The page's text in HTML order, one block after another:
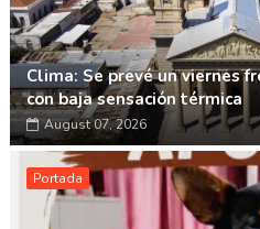
Clima: Se prevé un viernes
con baja sensación térmica
August 07, 2026
Portada